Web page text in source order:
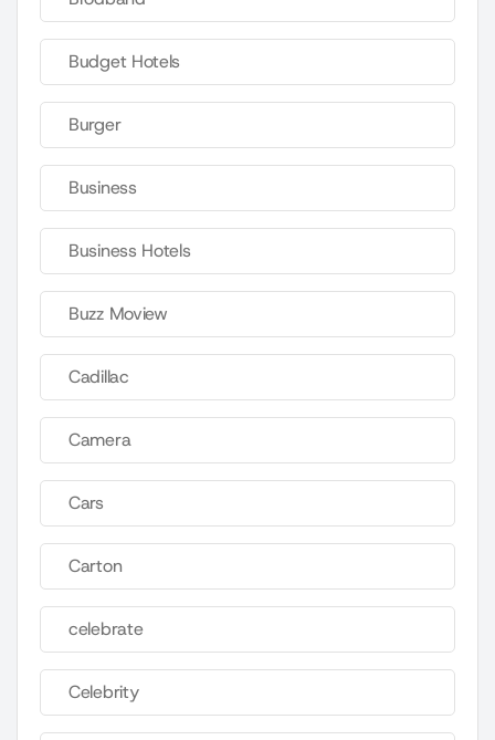
Budget Hotels
Burger
Business
Business Hotels
Buzz Moview
Cadillac
Camera
Cars
Carton
celebrate
Celebrity